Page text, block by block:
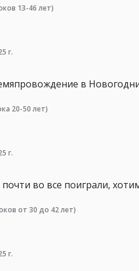
13-46 лет)
г.
в
20-50 лет)
г.
во все поиграли,
от 30 до 42 лет)
г.